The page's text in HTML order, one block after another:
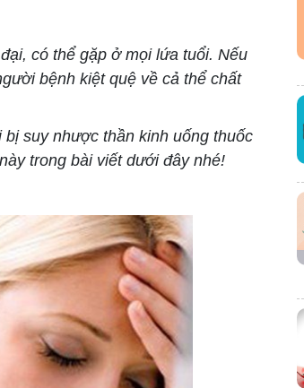
có thể gặp ở mọi lứa tuổi. Nếu
bệnh kiệt quệ về cả thể chất
suy nhược thần kinh uống thuốc
trong bài viết dưới đây nhé!